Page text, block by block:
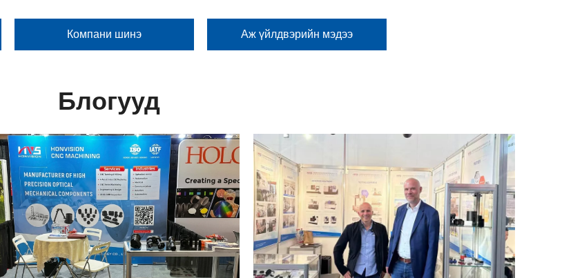
Компани шинэ Аж үйлдвэрийн мэдээ
Блогууд